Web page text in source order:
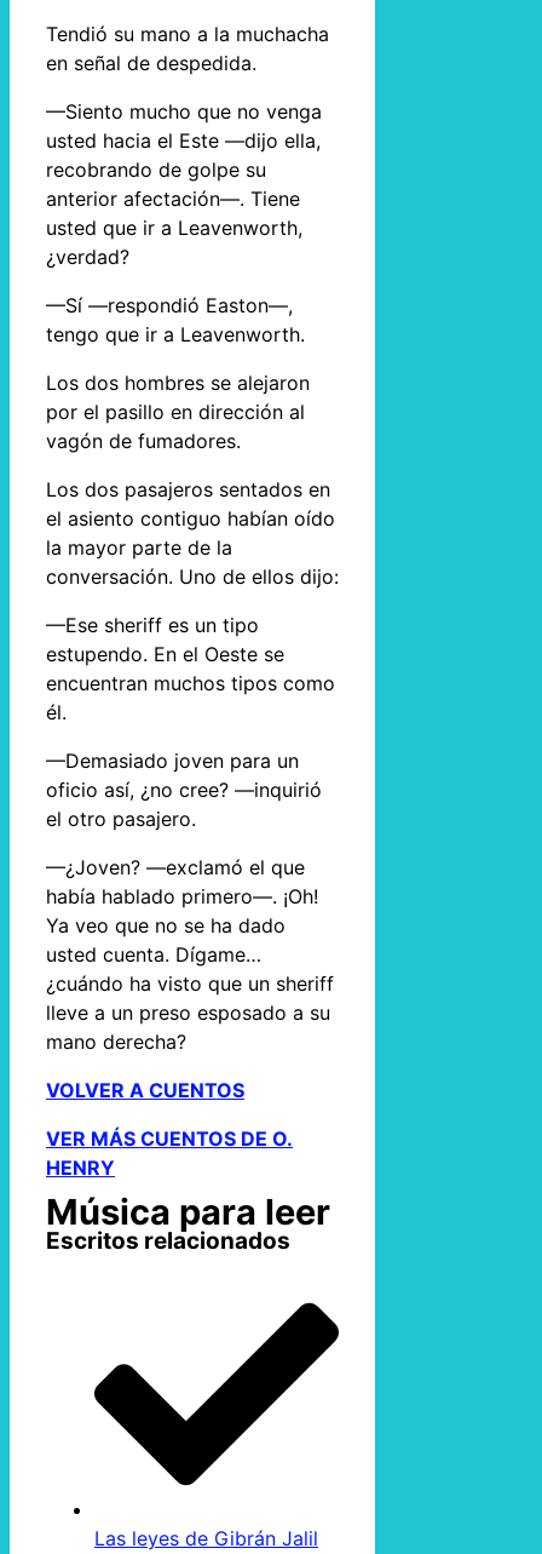
Tendió su mano a la muchacha
en señal de despedida.
—Siento mucho que no venga
usted hacia el Este —dijo ella,
recobrando de golpe su
anterior afectación—. Tiene
usted que ir a Leavenworth,
¿verdad?
—Sí —respondió Easton—,
tengo que ir a Leavenworth.
Los dos hombres se alejaron
por el pasillo en dirección al
vagón de fumadores.
Los dos pasajeros sentados en
el asiento contiguo habían oído
la mayor parte de la
conversación. Uno de ellos dijo:
—Ese sheriff es un tipo
estupendo. En el Oeste se
encuentran muchos tipos como
él.
—Demasiado joven para un
oficio así, ¿no cree? —inquirió
el otro pasajero.
—¿Joven? —exclamó el que
había hablado primero—. ¡Oh!
Ya veo que no se ha dado
usted cuenta. Dígame…
¿cuándo ha visto que un sheriff
lleve a un preso esposado a su
mano derecha?
VOLVER A CUENTOS
VER MÁS CUENTOS DE O.
HENRY
Música para leer
Escritos relacionados
Las leyes de Gibrán Jalil